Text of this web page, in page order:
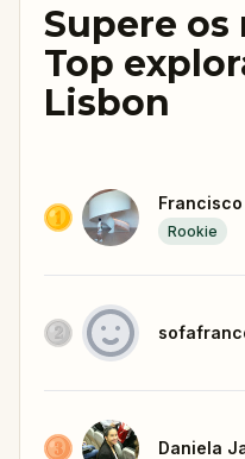
Supere os
Top
Lisbon
Rookie
Daniela